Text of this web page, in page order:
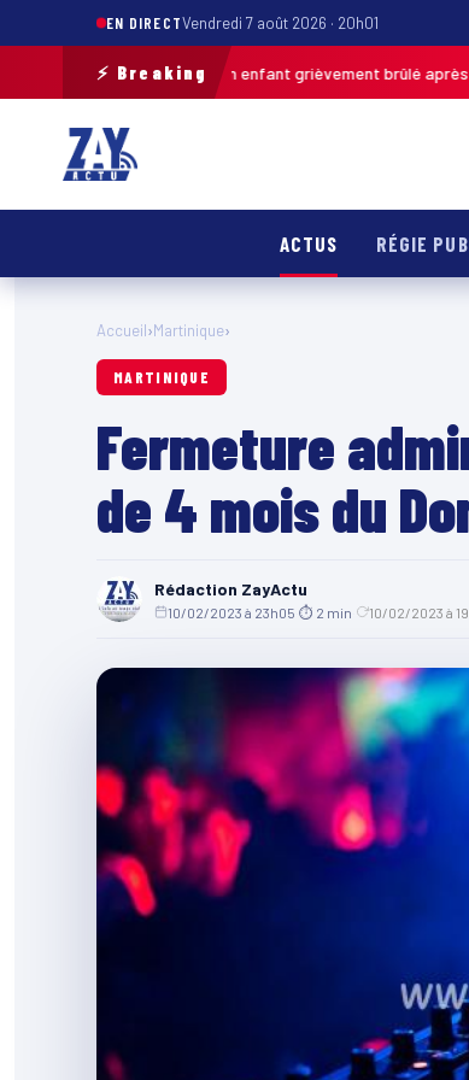
EN DIRECTVendredi 7 août 2026 · 20h01
⚡ Breaking
de-Calais : un enfant grièvement brûlé après l’explosion
ACTUS RÉGIE PUB
Accueil›Martinique›
MARTINIQUE
Fermeture
de 4 mois du
Rédaction ZayActu
10/02/2023 à 23h05 ⏱ 2 min 10/02/2023 à